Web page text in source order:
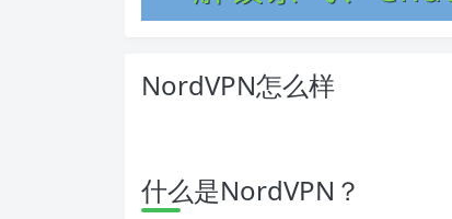
NordVPN怎么样
什么是NordVPN？